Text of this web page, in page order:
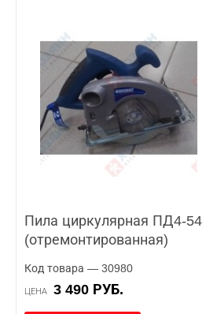
Пила циркулярная ПД4-
(отремонтированная)
Код товара — 30980
ЦЕНА 3 490 РУБ.